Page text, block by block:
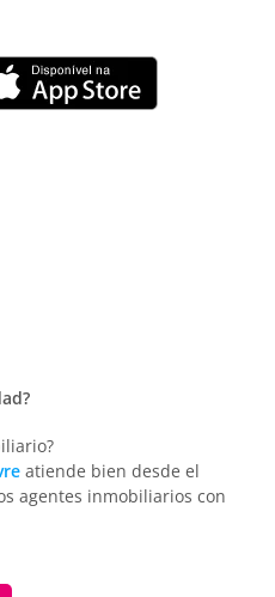
atiende bien desde el
agentes inmobiliarios con